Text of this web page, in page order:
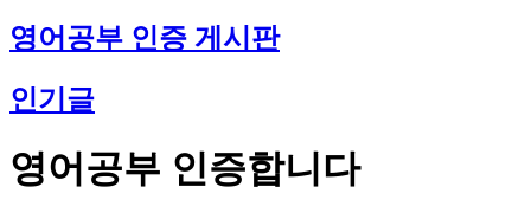
영어공부 인증 게시판
인기글
영어공부 인증합니다